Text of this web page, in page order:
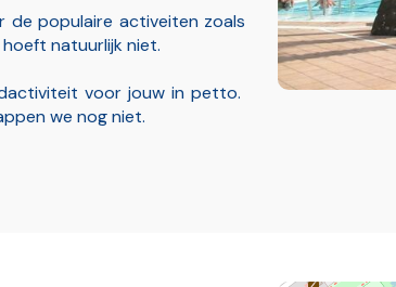
de populaire activeiten zoals
natuurlijk niet.
voor jouw in petto.
we nog niet.